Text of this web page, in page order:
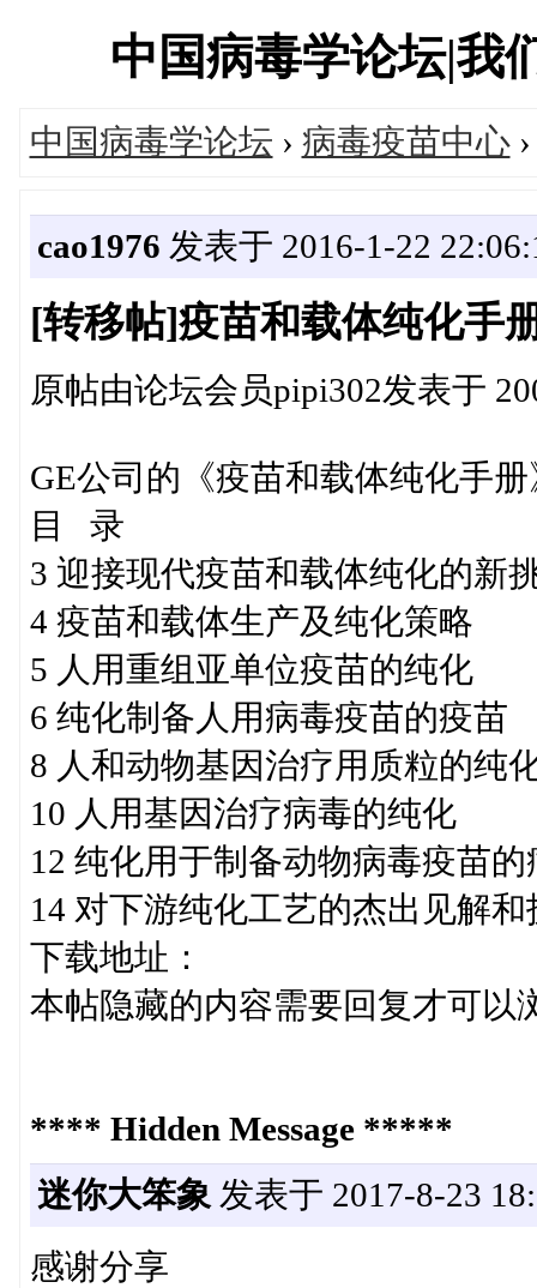
中国病毒学论坛|我
中国病毒学论坛 › 病毒疫苗中心›
cao1976 发表于 2016-1-22
[转移帖]疫苗和载体纯化手
原帖由论坛会员pipi302发表于
GE公司的《疫苗和载体纯化手册
目 录
3 迎接现代疫苗和载体纯化的新
4 疫苗和载体生产及纯化策略
5 人用重组亚单位疫苗的纯化
6 纯化制备人用病毒疫苗的疫苗
8 人和动物基因治疗用质粒的纯
10 人用基因治疗病毒的纯化
12 纯化用于制备动物病毒疫苗的
14 对下游纯化工艺的杰出见解
下载地址：
本帖隐藏的内容需要回复才可以
**** Hidden Message *****
迷你大笨象发表于 2017-8-23
感谢分享